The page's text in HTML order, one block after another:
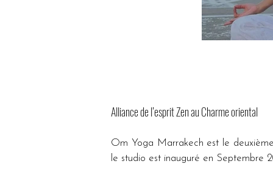
Alliance de l’esprit Zen au Charme oriental
Om Yoga Marrakech est le
le studio est inauguré en Septembre